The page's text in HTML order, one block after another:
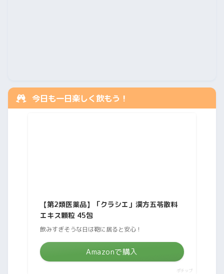
今日も一日楽しく飲もう！
【第2類医薬品】「クラシエ」漢方五苓散料
エキス顆粒 45包
飲みすぎそうな日は鞄に居ると安心！
Amazonで購入
ポチップ